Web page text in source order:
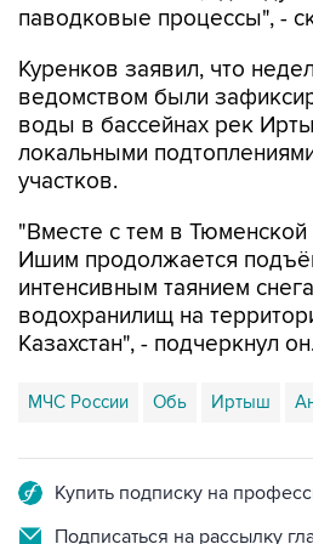
паводковые процессы", -
Куренков заявил, что
ведомством были
воды в бассейнах рек
локальными
участков.
"Вместе с тем в Тюменской
Ишим продолжается
интенсивным таянием
водохранилищ на
Казахстан", - подчеркнул
МЧС России Обь Иртыш
Купить подписку на
Подписаться на рассылку